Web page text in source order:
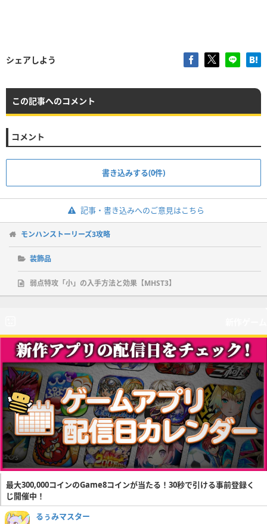
シェアしよう
この記事へのコメント
コメント
書き込みする(0件)
記事・書き込みへのご意見はこちら
モンハンストーリーズ3攻略
装飾品
弱点特攻「小」の入手方法と効果【MHST3】
最大300,000コインのGame8コインが当たる！30秒で引ける事前登録く
じ開催中！
るぅみマスター